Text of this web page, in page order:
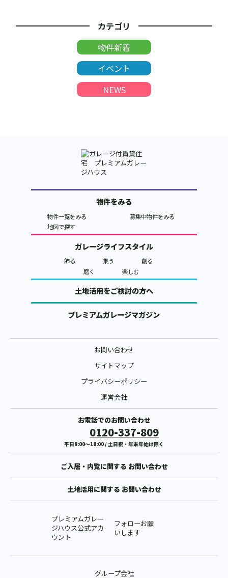
カテゴリ
物件新着
イベント
NEWS
物件をみる
物件一覧をみる
募集中物件をみる
地図で探す
ガレージライフスタイル
飾る 集う
創る
磨く
楽しむ
土地活用をご検討の方へ
プレミアムガレージマガジン
お問い合わせ
サイトマップ
プライバシーポリシー
運営会社
お電話でのお問い合わせ
0120-337-809
平日9:00〜18:00 / 土日祝・年末年始は除く
ご入居・内覧に関する お問い合わせ
土地活用に関する お問い合わせ
プレミアムガレー
ジハウス公式アカ
ウント
フォローお願
いします
グループ会社